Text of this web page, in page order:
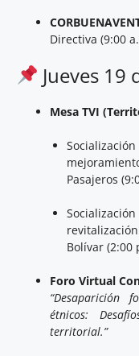
Directiva (9:00
Jueves 19
Mesa TVI
Pasajeros
Bolívar (2:00
Foro Virtual
“Desaparición
étnicos:
territorial.”